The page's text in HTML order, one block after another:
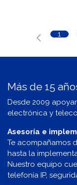
1
Más de 15
Desde 2009
electrónica y
Asesoría e
Te acompañamos
hasta la
Nuestro equipo
telefonía IP,